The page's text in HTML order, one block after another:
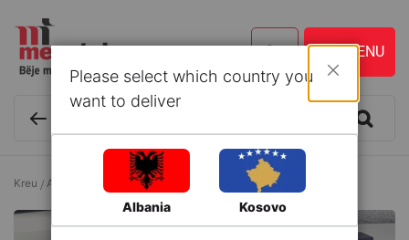
Kreu Art Korniza fotosh dhe pikturash Korniza PVC
Please select which country you
want to deliver
Albania Kosovo